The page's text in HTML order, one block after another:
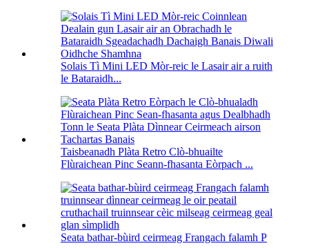
Solais Tì Mini LED Mòr-reic le Lasair air a ruith
le Bataraidh...
Taisbeanadh Plàta Retro Clò-bhuailte
Flùraichean Pinc Seann-fhasanta Eòrpach ...
Seata bathar-bùird ceirmeag Frangach falamh P